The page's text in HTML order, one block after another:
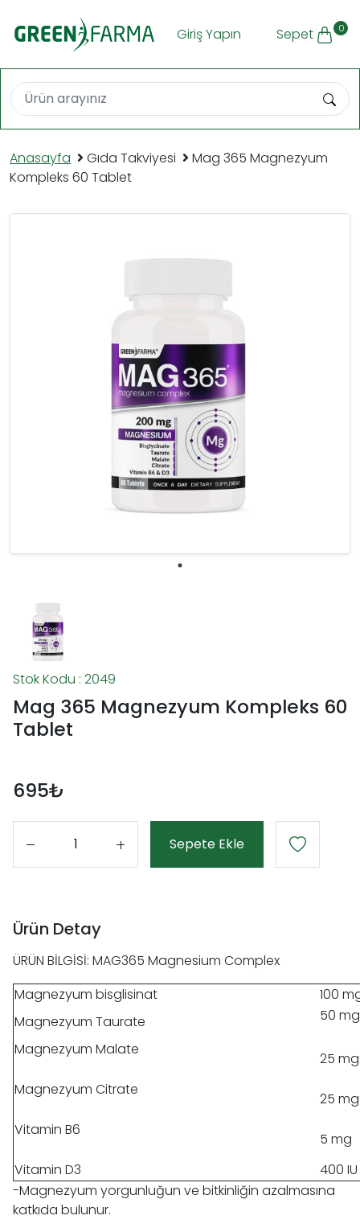
Giriş Yapın Sepet 0
Anasayfa Gıda Takviyesi
Mag 365 Magnezyum
Kompleks 60 Tablet
Stok Kodu : 2049
Mag 365 Magnezyum Kompleks 60
Tablet
695₺
Sepete Ekle
Ürün Detay
ÜRÜN BİLGİSİ: MAG365 Magnesium Complex
Magnezyum bisglisinat
100
Magnezyum Taurate
50 mg
Magnezyum Malate
25 mg
Magnezyum Citrate
25 mg
Vitamin B6
5 mg
Vitamin D3
400 IU
-Magnezyum yorgunluğun ve bitkinliğin azalmasına
katkıda bulunur.